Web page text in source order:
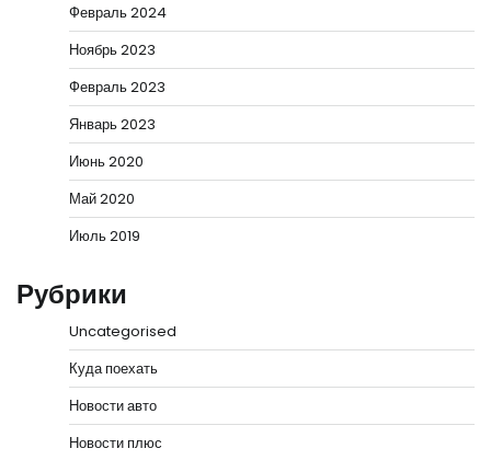
Февраль 2024
Ноябрь 2023
Февраль 2023
Январь 2023
Июнь 2020
Май 2020
Июль 2019
Рубрики
Uncategorised
Куда поехать
Новости авто
Новости плюс